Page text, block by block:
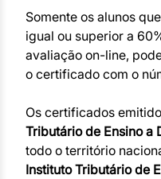
Somente os alunos
igual ou superior a
avaliação on-line,
o certificado com o
Os certificados
Tributário de Ensino a
todo o território
Instituto Tributário de